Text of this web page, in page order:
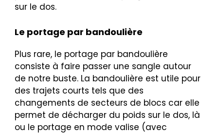
sur le dos.
Le portage par bandoulière
Plus rare, le portage par bandoulière
consiste à faire passer une sangle autour
de notre buste. La bandoulière est utile pour
des trajets courts tels que des
changements de secteurs de blocs car elle
permet de décharger du poids sur le dos, là
ou le portage en mode valise (avec